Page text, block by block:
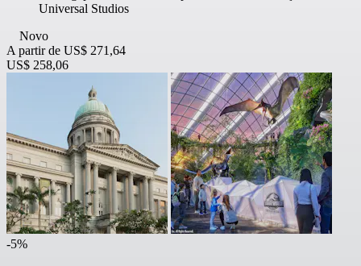
Universal Studios
Novo
A partir de US$ 271,64
US$ 258,06
-5%